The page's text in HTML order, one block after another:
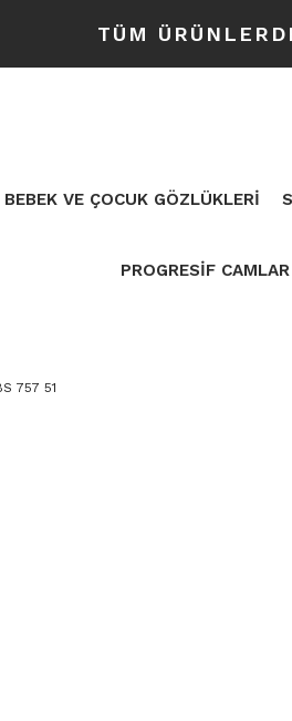
TÜM
BEBEK VE ÇOCUK GÖZLÜKLERİ
PROGRESİF CAMLAR